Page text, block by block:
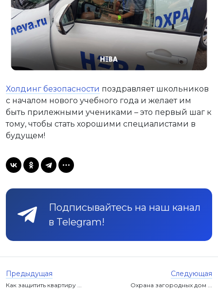
Холдинг безопасности поздравляет школьников
с началом нового учебного года и желает им
быть прилежными учениками – это первый шаг к
тому, чтобы стать хорошими специалистами в
будущем!
Подписывайтесь на наш канал
в Telegram!
Предыдущая
Как защитить квартиру ...
Следующая
Охрана загородных дом ...